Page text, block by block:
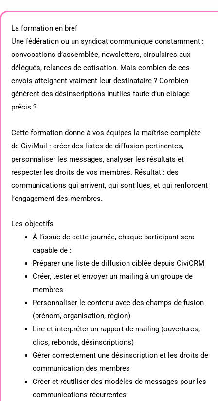
La formation en bref
Une fédération ou un syndicat communique constamment :
convocations d’assemblée, newsletters, circulaires aux
délégués, relances de cotisation. Mais combien de ces
envois atteignent vraiment leur destinataire ? Combien
génèrent des désinscriptions inutiles faute d’un ciblage
précis ?
Cette formation donne à vos équipes la maîtrise complète
de CiviMail : créer des listes de diffusion pertinentes,
personnaliser les messages, analyser les résultats et
respecter les droits de vos membres. Résultat : des
communications qui arrivent, qui sont lues, et qui renforcent
l’engagement des membres.
Les objectifs
À l’issue de cette journée, chaque participant sera
capable de :
Préparer une liste de diffusion ciblée depuis CiviCRM
Créer, tester et envoyer un mailing à un groupe de
membres
Personnaliser le contenu avec des champs de fusion
(prénom, organisation, région)
Lire et interpréter un rapport de mailing (ouvertures,
clics, rebonds, désinscriptions)
Gérer correctement une désinscription et les droits de
communication des membres
Créer et réutiliser des modèles de messages pour les
communications récurrentes